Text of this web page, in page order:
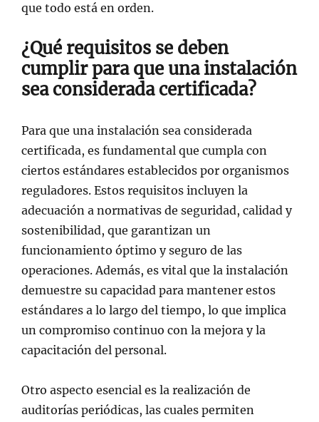
que todo está en orden.
¿Qué requisitos se deben
cumplir para que una instalación
sea considerada certificada?
Para que una instalación sea considerada
certificada, es fundamental que cumpla con
ciertos estándares establecidos por organismos
reguladores. Estos requisitos incluyen la
adecuación a normativas de seguridad, calidad y
sostenibilidad, que garantizan un
funcionamiento óptimo y seguro de las
operaciones. Además, es vital que la instalación
demuestre su capacidad para mantener estos
estándares a lo largo del tiempo, lo que implica
un compromiso continuo con la mejora y la
capacitación del personal.
Otro aspecto esencial es la realización de
auditorías periódicas, las cuales permiten